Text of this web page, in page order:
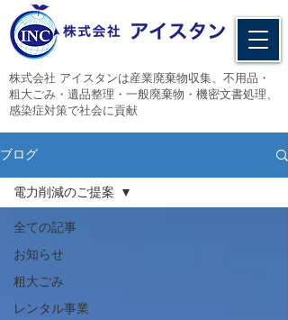
​株式会社 アイスタンは産業廃棄物収集、不用品・
粗大ごみ・遺品整理・一般廃棄物・機密文書処理、
感染症対策で社会に貢献
ブログ
全ての記事
お知らせ
粗大ごみ
レンタル事業
電力削減のご提案